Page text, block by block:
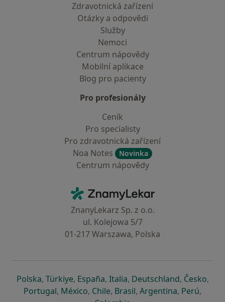
Zdravotnická zařízení
Otázky a odpovědi
Služby
Nemoci
Centrum nápovědy
Mobilní aplikace
Blog pro pacienty
Pro profesionály
Ceník
Pro specialisty
Pro zdravotnická zařízení
Noa Notes
Novinka
Centrum nápovědy
ZnamyLekar - Hlavní stránka
ZnanyLekarz Sp. z o.o.
ul. Kolejowa 5/7
01-217 Warszawa, Polska
Polskase otevře v nové záložce
, Türkiyese otevře v nové záložce
, Españase otevře v nové záložce
, Italiase otevře v nové záložce
, Deutschlandse otevře v
, Českose
,
Portugalse otevře v nové záložce
, Méxicose otevře v nové záložce
, Chilese otevře v nové záložce
, Brasilse otevře v nové
, Argentinase otevře v
, Perúse
,